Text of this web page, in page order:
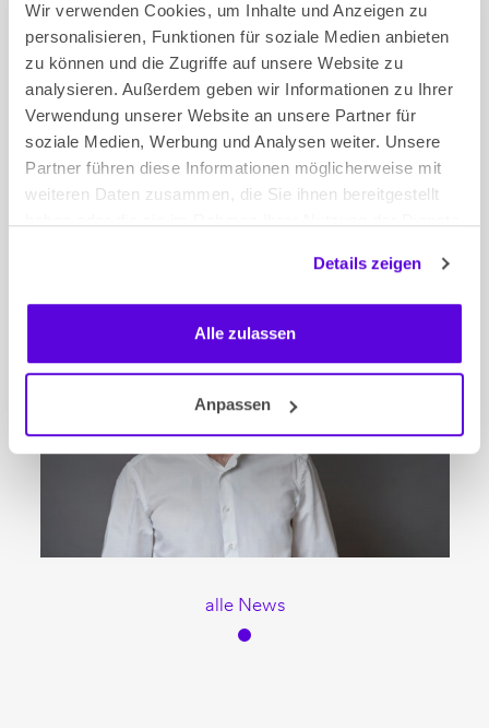
Wir verwenden Cookies, um Inhalte und Anzeigen zu
personalisieren, Funktionen für soziale Medien anbieten
zu können und die Zugriffe auf unsere Website zu
analysieren. Außerdem geben wir Informationen zu Ihrer
Verwendung unserer Website an unsere Partner für
soziale Medien, Werbung und Analysen weiter. Unsere
Partner führen diese Informationen möglicherweise mit
weiteren Daten zusammen, die Sie ihnen bereitgestellt
Details zeigen
Alle zulassen
Anpassen
Bauaufträgen im Infrastrukturbereich im
Tiefbau – der Fokus der Studie liegt dabei in
der Identifizierung der heutigen
Herausforderungen sowie in der Herleitung
von entsprechenden Handlungsempfehlungen.
Ein sehr spannendes und relevantes Thema,
mit Ergebnissen von welchen wir natürlich
gerne auch für unsere und Ihre nachhaltigen
alle News